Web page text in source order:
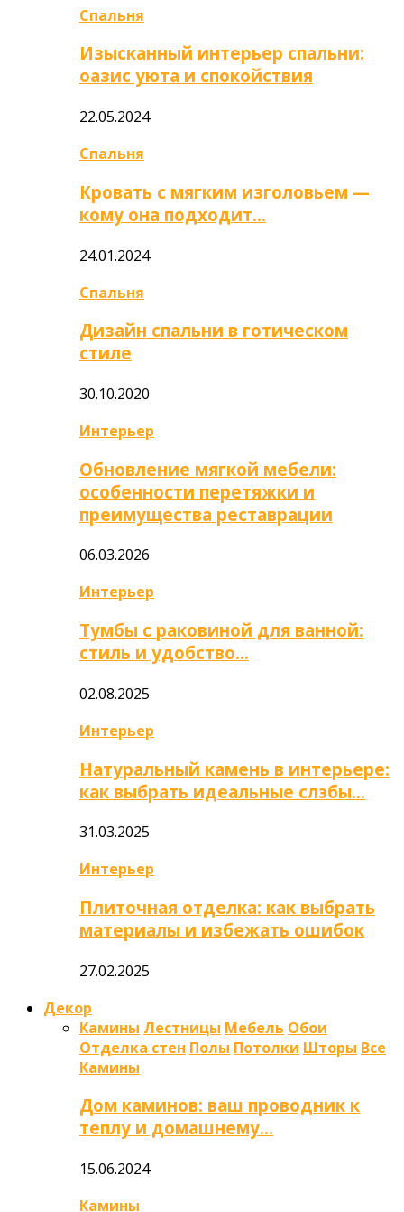
Спальня
Изысканный интерьер спальни:
оазис уюта и спокойствия
22.05.2024
Спальня
Кровать с мягким изголовьем —
кому она подходит…
24.01.2024
Спальня
Дизайн спальни в готическом
стиле
30.10.2020
Интерьер
Обновление мягкой мебели:
особенности перетяжки и
преимущества реставрации
06.03.2026
Интерьер
Тумбы с раковиной для ванной:
стиль и удобство…
02.08.2025
Интерьер
Натуральный камень в интерьере:
как выбрать идеальные слэбы…
31.03.2025
Интерьер
Плиточная отделка: как выбрать
материалы и избежать ошибок
27.02.2025
Декор
Камины Лестницы Мебель Обои
Отделка стен Полы Потолки Шторы Все
Камины
Дом каминов: ваш проводник к
теплу и домашнему…
15.06.2024
Камины